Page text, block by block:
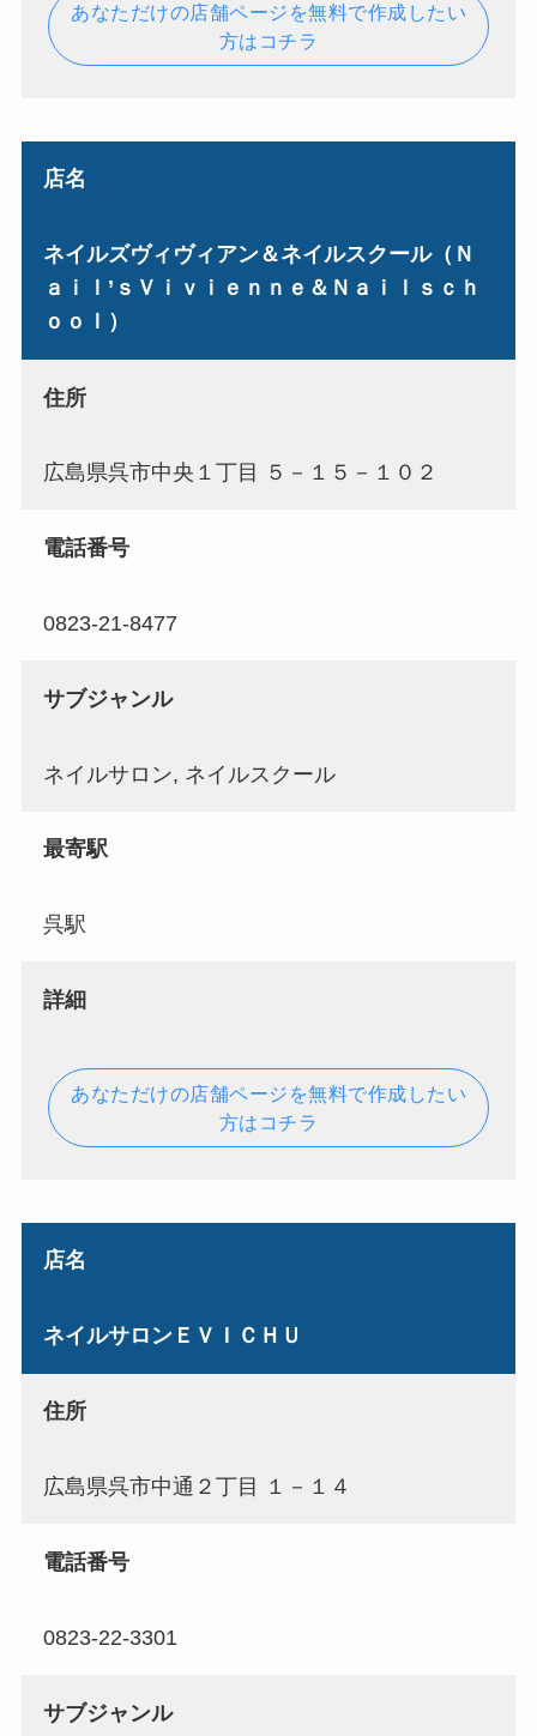
あなただけの店舗ページを無料で作成したい
方はコチラ
店名
ネイルズヴィヴィアン＆ネイルスクール（Ｎ
ａｉｌ’ｓＶｉｖｉｅｎｎｅ＆Ｎａｉｌｓｃｈ
ｏｏｌ）
住所
広島県呉市中央１丁目 ５－１５－１０２
電話番号
0823-21-8477
サブジャンル
ネイルサロン, ネイルスクール
最寄駅
呉駅
詳細
あなただけの店舗ページを無料で作成したい
方はコチラ
店名
ネイルサロンＥＶＩＣＨＵ
住所
広島県呉市中通２丁目 １－１４
電話番号
0823-22-3301
サブジャンル